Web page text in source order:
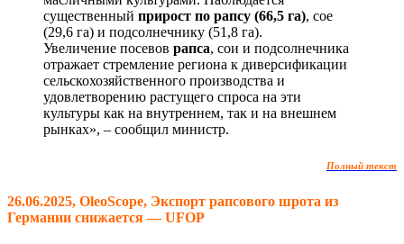
существенный прирост по рапсу (66,5 га), сое
(29,6 га) и подсолнечнику (51,8 га).
Увеличение посевов рапса, сои и подсолнечника
отражает стремление региона к диверсификации
сельскохозяйственного производства и
удовлетворению растущего спроса на эти
культуры как на внутреннем, так и на внешнем
рынках», – сообщил министр.
Полный текст
26.06.2025, OleoScope, Экспорт рапсового шрота из
Германии снижается — UFOP